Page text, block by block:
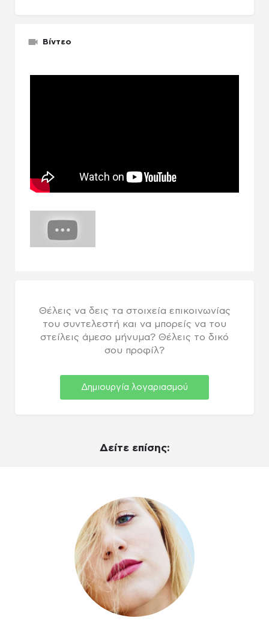
Βίντεο
Θέλεις να δεις τα στοιχεία επικοινωνίας
του συντελεστή και να μπορείς να του
στείλεις άμεσο μήνυμα? Θέλεις το δικό
σου προφίλ?
Δημιουργία λογαριασμού
Δείτε επίσης: